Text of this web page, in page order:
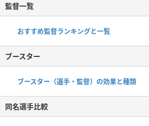
監督一覧
おすすめ監督ランキングと一覧
ブースター
ブースター（選手・監督）の効果と種類
同名選手比較